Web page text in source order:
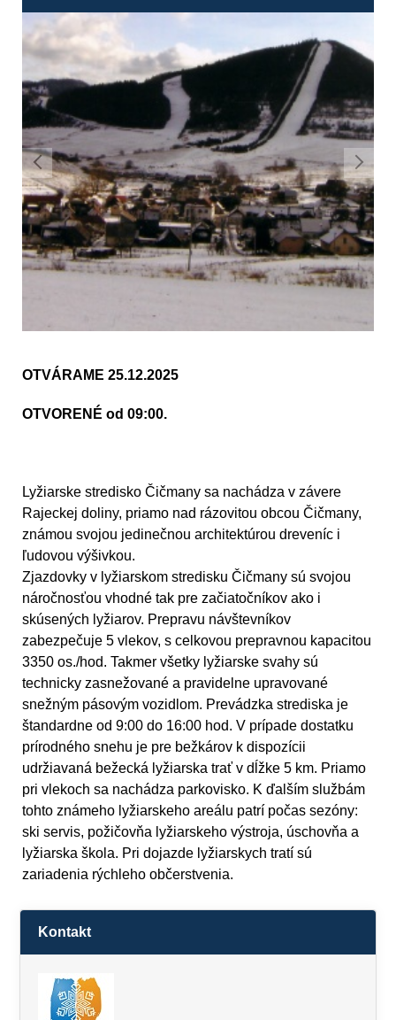
OTVÁRAME 25.12.2025
OTVORENÉ od 09:00.
Lyžiarske stredisko Čičmany sa nachádza v závere
Rajeckej doliny, priamo nad rázovitou obcou Čičmany,
známou svojou jedinečnou architektúrou dreveníc i
ľudovou výšivkou.
Zjazdovky v lyžiarskom stredisku Čičmany sú svojou
náročnosťou vhodné tak pre začiatočníkov ako i
skúsených lyžiarov. Prepravu návštevníkov
zabezpečuje 5 vlekov, s celkovou prepravnou kapacitou
3350 os./hod. Takmer všetky lyžiarske svahy sú
technicky zasnežované a pravidelne upravované
snežným pásovým vozidlom. Prevádzka strediska je
štandardne od 9:00 do 16:00 hod. V prípade dostatku
prírodného snehu je pre bežkárov k dispozícii
udržiavaná bežecká lyžiarska trať v dĺžke 5 km. Priamo
pri vlekoch sa nachádza parkovisko. K ďalším službám
tohto známeho lyžiarskeho areálu patrí počas sezóny:
ski servis, požičovňa lyžiarskeho výstroja, úschovňa a
lyžiarska škola. Pri dojazde lyžiarskych tratí sú
zariadenia rýchleho občerstvenia.
Kontakt